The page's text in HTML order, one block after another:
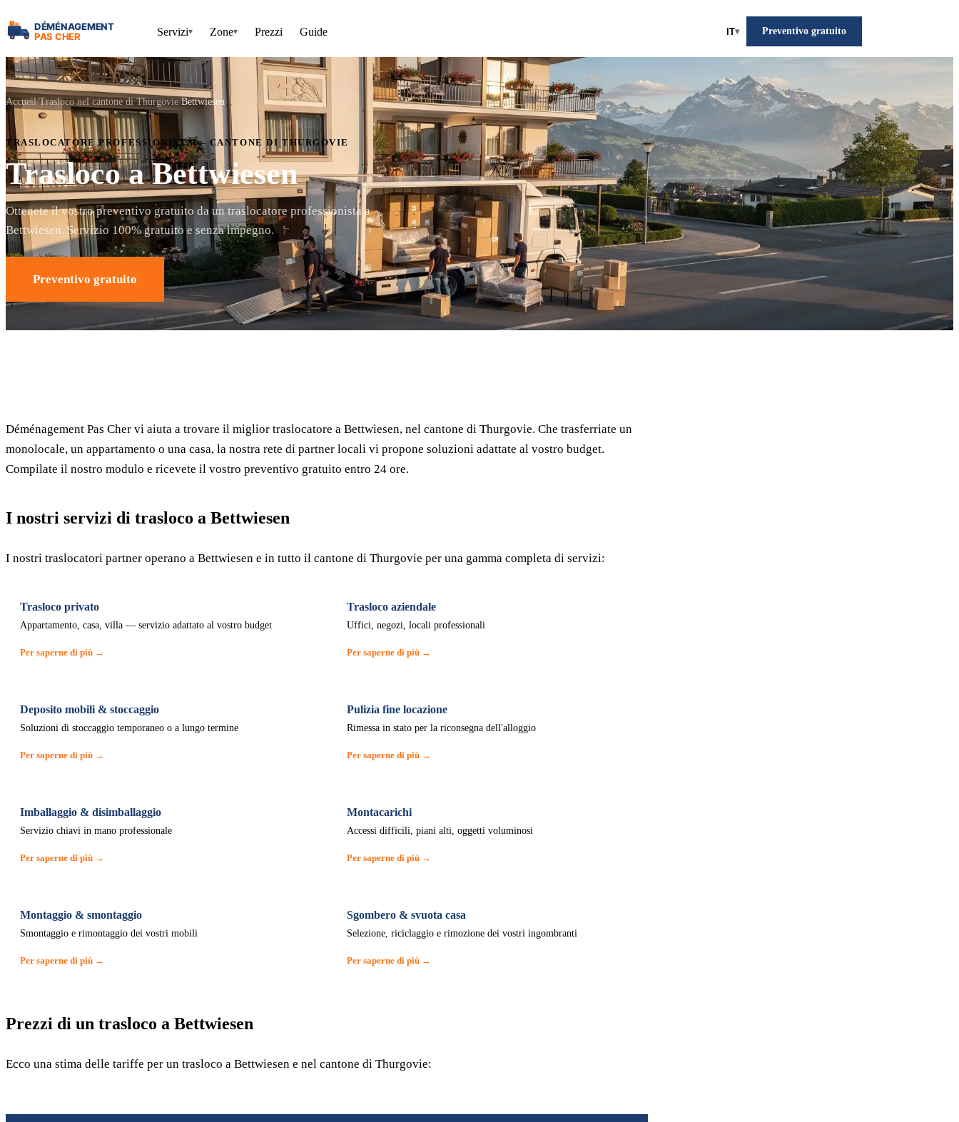
Servizi▾ Zone▾ Prezzi Guide IT▾ Preventivo gratuito
Accueil Trasloco nel cantone di Thurgovie Bettwiesen
TRASLOCATORE PROFESSIONISTA — CANTONE DI THURGOVIE
Trasloco a Bettwiesen
Ottenete il vostro preventivo gratuito da un traslocatore professionista a
Bettwiesen. Servizio 100% gratuito e senza impegno.
Preventivo gratuito
Déménagement Pas Cher vi aiuta a trovare il miglior traslocatore a Bettwiesen, nel cantone di Thurgovie. Che trasferriate un
monolocale, un appartamento o una casa, la nostra rete di partner locali vi propone soluzioni adattate al vostro budget.
Compilate il nostro modulo e ricevete il vostro preventivo gratuito entro 24 ore.
I nostri servizi di trasloco a Bettwiesen
I nostri traslocatori partner operano a Bettwiesen e in tutto il cantone di Thurgovie per una gamma completa di servizi:
Trasloco privato
Appartamento, casa, villa — servizio adattato al vostro budget
Per saperne di più →
Trasloco aziendale
Uffici, negozi, locali professionali
Per saperne di più →
Deposito mobili & stoccaggio
Soluzioni di stoccaggio temporaneo o a lungo termine
Per saperne di più →
Pulizia fine locazione
Rimessa in stato per la riconsegna dell'alloggio
Per saperne di più →
Imballaggio & disimballaggio
Servizio chiavi in mano professionale
Per saperne di più →
Montacarichi
Accessi difficili, piani alti, oggetti voluminosi
Per saperne di più →
Montaggio & smontaggio
Smontaggio e rimontaggio dei vostri mobili
Per saperne di più →
Sgombero & svuota casa
Selezione, riciclaggio e rimozione dei vostri ingombranti
Per saperne di più →
Prezzi di un trasloco a Bettwiesen
Ecco una stima delle tariffe per un trasloco a Bettwiesen e nel cantone di Thurgovie: